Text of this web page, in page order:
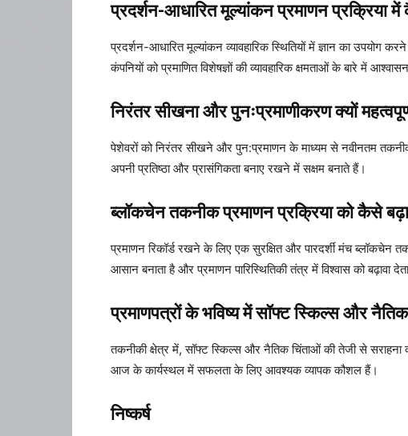
प्रदर्शन-आधारित मूल्यांकन प्रमाणन प्रक्रिया
प्रदर्शन-आधारित मूल्यांकन व्यावहारिक स्थितियों में ज्ञान का
कंपनियों को प्रमाणित विशेषज्ञों की व्यावहारिक क्षमताओं के बारे में
निरंतर सीखना और पुनःप्रमाणीकरण क्यों
पेशेवरों को निरंतर सीखने और पुन:प्रमाणन के माध्यम से नवीनतम
अपनी प्रतिष्ठा और प्रासंगिकता बनाए रखने में सक्षम बनाते हैं।
ब्लॉकचेन तकनीक प्रमाणन प्रक्रिया को कैसे
प्रमाणन रिकॉर्ड रखने के लिए एक सुरक्षित और पारदर्शी मंच ब्लॉकचेन
आसान बनाता है और प्रमाणन पारिस्थितिकी तंत्र में विश्वास को बढ़ावा
प्रमाणपत्रों के भविष्य में सॉफ्ट स्किल्स और नैतिक
तकनीकी क्षेत्र में, सॉफ्ट स्किल्स और नैतिक चिंताओं की तेजी से सराहना
आज के कार्यस्थल में सफलता के लिए आवश्यक व्यापक कौशल हैं।
निष्कर्ष